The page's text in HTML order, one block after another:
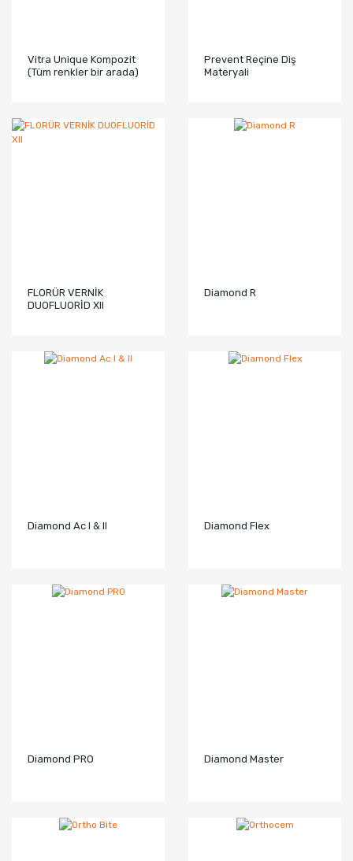
Vitra Unique Kompozit
(Tüm renkler bir arada)
Prevent Reçine Diş
Materyali
FLORÜR VERNİK
DUOFLUORİD XII
Diamond R
Diamond Ac I & II Diamond Flex
Diamond PRO Diamond Master